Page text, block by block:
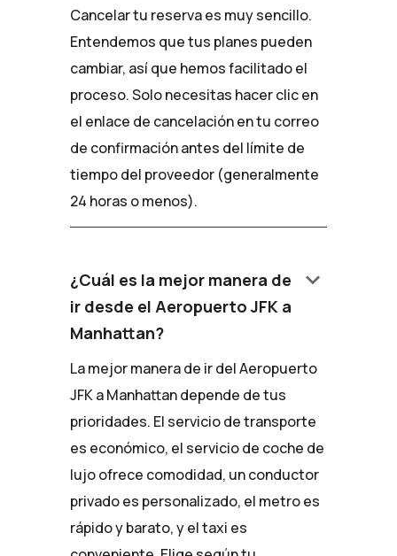
Cancelar tu reserva es muy sencillo.
Entendemos que tus planes pueden
cambiar, así que hemos facilitado el
proceso. Solo necesitas hacer clic en
el enlace de cancelación en tu correo
de confirmación antes del límite de
tiempo del proveedor (generalmente
24 horas o menos).
¿Cuál es la mejor manera de
ir desde el Aeropuerto JFK a
Manhattan?
keyboard_arrow_down
La mejor manera de ir del Aeropuerto
JFK a Manhattan depende de tus
prioridades. El servicio de transporte
es económico, el servicio de coche de
lujo ofrece comodidad, un conductor
privado es personalizado, el metro es
rápido y barato, y el taxi es